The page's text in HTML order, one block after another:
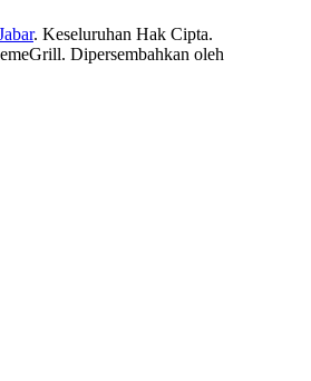
. Keseluruhan Hak Cipta.
Dipersembahkan oleh